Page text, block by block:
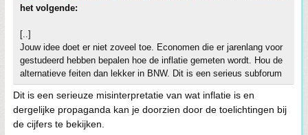
het volgende:
[..]
Jouw idee doet er niet zoveel toe. Economen die er jarenlang voor
gestudeerd hebben bepalen hoe de inflatie gemeten wordt. Hou de
alternatieve feiten dan lekker in BNW. Dit is een serieus subforum
Dit is een serieuze misinterpretatie van wat inflatie is en
dergelijke propaganda kan je doorzien door de toelichtingen bij
de cijfers te bekijken.